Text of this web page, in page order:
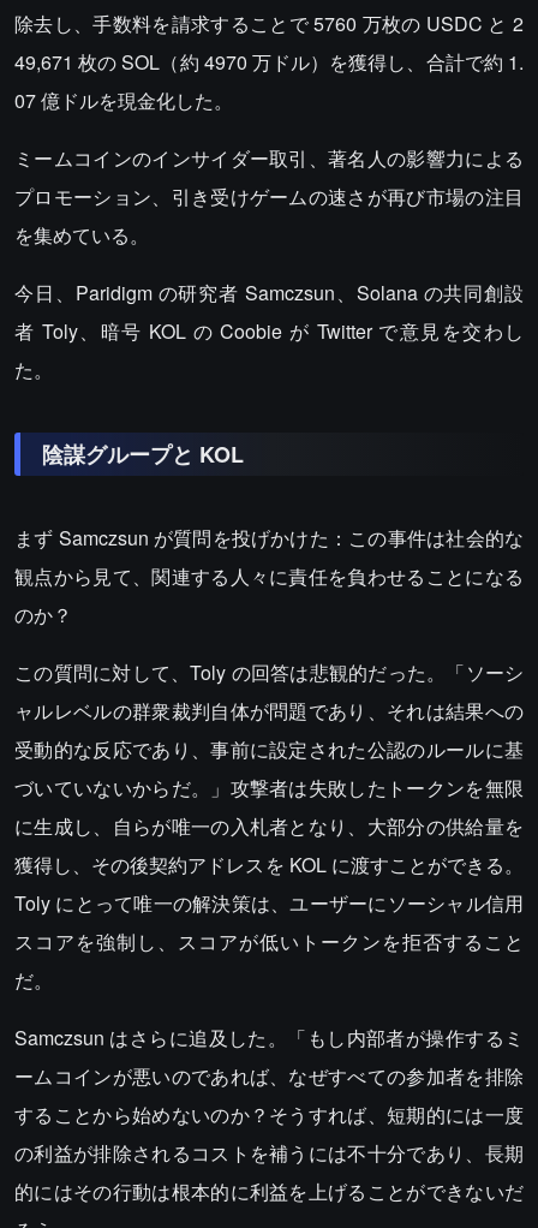
除去し、手数料を請求することで 5760 万枚の USDC と 2
49,671 枚の SOL（約 4970 万ドル）を獲得し、合計で約 1.
07 億ドルを現金化した。
ミームコインのインサイダー取引、著名人の影響力による
プロモーション、引き受けゲームの速さが再び市場の注目
を集めている。
今日、Paridigm の研究者 Samczsun、Solana の共同創設
者 Toly、暗号 KOL の Coobie が Twitter で意見を交わし
た。
陰謀グループと KOL
まず Samczsun が質問を投げかけた：この事件は社会的な
観点から見て、関連する人々に責任を負わせることになる
のか？
この質問に対して、Toly の回答は悲観的だった。「ソーシ
ャルレベルの群衆裁判自体が問題であり、それは結果への
受動的な反応であり、事前に設定された公認のルールに基
づいていないからだ。」攻撃者は失敗したトークンを無限
に生成し、自らが唯一の入札者となり、大部分の供給量を
獲得し、その後契約アドレスを KOL に渡すことができる。
Toly にとって唯一の解決策は、ユーザーにソーシャル信用
スコアを強制し、スコアが低いトークンを拒否すること
だ。
Samczsun はさらに追及した。「もし内部者が操作するミ
ームコインが悪いのであれば、なぜすべての参加者を排除
することから始めないのか？そうすれば、短期的には一度
の利益が排除されるコストを補うには不十分であり、長期
的にはその行動は根本的に利益を上げることができないだ